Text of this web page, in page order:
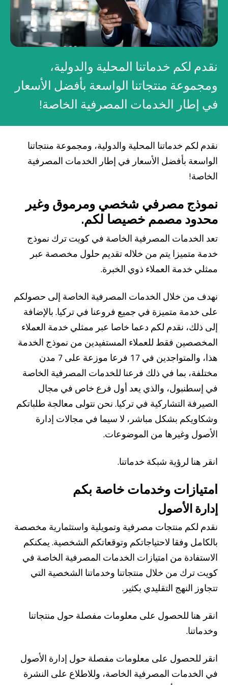
من نحن بوابة التمويل علاقات المستثمرين
مركز رضا العملاء
الفروع وأجهزة الصراف الآلي
رسوم المنتجات والخدمات
Türkçe
English
الفروع وأجهزة الصراف الآلي
رسوم المنتجات والخدمات
Türkçe
English
صناديق الاستثمار
المزايا الضريبية
الائتمان الإيجاري
الحلول الخاصة بالقطاعات
نقدم لكم خدماتنا المحلية والدولية،
ومجموعة منتجاتنا الواسعة بأفضل الأسعار
في إطار الخدمات المصرفية الخاصة!
نقدم لكم خدماتنا المحلية والدولية، ومجموعة منتجاتنا
الواسعة بأفضل الأسعار في إطار الخدمات المصرفية
الخاصة!
نموذج مصرفي شخصي ومرموق وغير
محدود مصمم خصيصا لكم.
تعد الخدمات المصرفية الخاصة في كويت ترك نموذج
خدمة متميزا يتم من خلاله تقديم حلول مخصصة عبر
ممثلي خدمة العملاء ذوي الخبرة.
نهدف من خلال الخدمات المصرفية الخاصة إلى حصولكم
على خدمة متميزة في جميع فروعنا في تركيا. بالإضافة
إلى ذلك، نقدم لكم دعما خاصا عبر ممثلي خدمة العملاء
المخصصين فقط للعملاء المستفيدين من نموذج الخدمة
هذا، والمتواجدين في 17 فرعا موزعة على 7 مدن
مختلفة، بما في ذلك فرعنا للخدمات المصرفية الخاصة
في إسطنبول، والذي يعد أول فرع خاص في مجال
الصيرفة التشاركية في تركيا. نحن نتولى معالجة طلباتكم
وشكاويكم بشكل مباشر، لا سيما في مجالات إدارة
الأصول وغيرها من الموضوعات.
انقر هنا لرؤية شبكة خدماتنا.
امتيازات وخدمات خاصة بكم
إدارة الأصول
نقدم لكم منتجات مصرفية وتمويلية واستثمارية مخصصة
بالكامل وفقا لاحتياجاتكم وتوقعاتكم الشخصية. يمكنكم
الاستفادة من امتيازات الخدمات المصرفية الخاصة في
كويت ترك من خلال منتجاتنا وخدماتنا الشخصية التي
تتجاوز النهج التقليدي بكثير.
انقر هنا للحصول على معلومات مفصلة حول منتجاتنا
وخدماتنا.
انقر للحصول على معلومات مفصلة حول إدارة الأصول
في الخدمات المصرفية الخاصة، وللاطلاع على النشرة